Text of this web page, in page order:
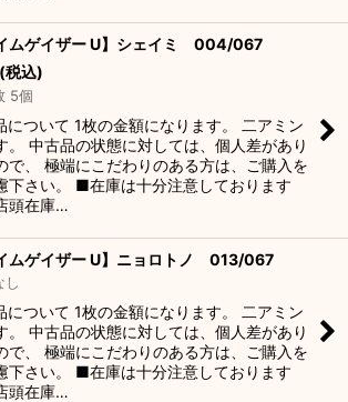
イムゲイザー U】シェイミ 004/067
(税込)
5個
ついて 1枚の金額になります。 二アミン
。 中古品の状態に対しては、個人差があり
で、 極端にこだわりのある方は、ご購入を
下さい。 ■在庫は十分注意しております
頭在庫…
イムゲイザー U】ニョロトノ 013/067
し
ついて 1枚の金額になります。 二アミン
。 中古品の状態に対しては、個人差があり
で、 極端にこだわりのある方は、ご購入を
下さい。 ■在庫は十分注意しております
頭在庫…